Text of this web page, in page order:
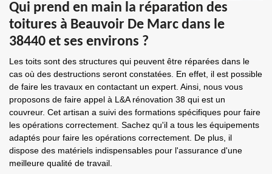
Qui prend en main la réparation des
toitures à Beauvoir De Marc dans le
38440 et ses environs ?
Les toits sont des structures qui peuvent être réparées dans le
cas où des destructions seront constatées. En effet, il est possible
de faire les travaux en contactant un expert. Ainsi, nous vous
proposons de faire appel à L&A rénovation 38 qui est un
couvreur. Cet artisan a suivi des formations spécifiques pour faire
les opérations correctement. Sachez qu'il a tous les équipements
adaptés pour faire les opérations correctement. De plus, il
dispose des matériels indispensables pour l'assurance d'une
meilleure qualité de travail.